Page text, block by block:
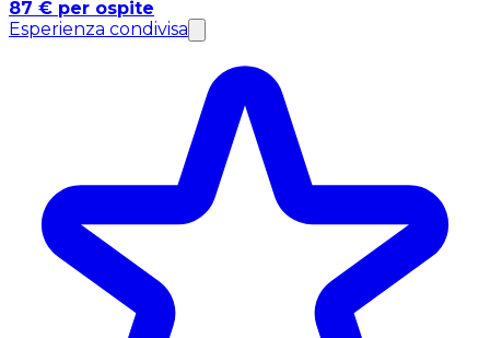
87 € per ospite
Esperienza condivisa